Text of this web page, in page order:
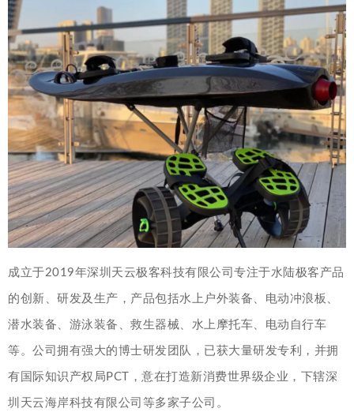
成立于2019年深圳天云极客科技有限公司专注于水陆极客产品
的创新、研发及生产，产品包括水上户外装备、电动冲浪板、
潜水装备、游泳装备、救生器械、水上摩托车、电动自行车
等。公司拥有强大的博士研发团队，已获大量研发专利，并拥
有国际知识产权局PCT，意在打造新消费世界级企业，下辖深
圳天云海岸科技有限公司等多家子公司。